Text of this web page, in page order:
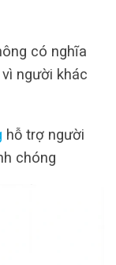
có nghĩa
người khác
hỗ trợ người
chóng